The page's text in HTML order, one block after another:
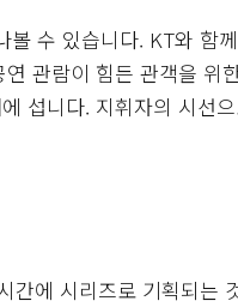
수 있습니다. KT와 함
관람이 힘든 관객을 위
섭니다. 지휘자의 시선
간에 시리즈로 기획되는